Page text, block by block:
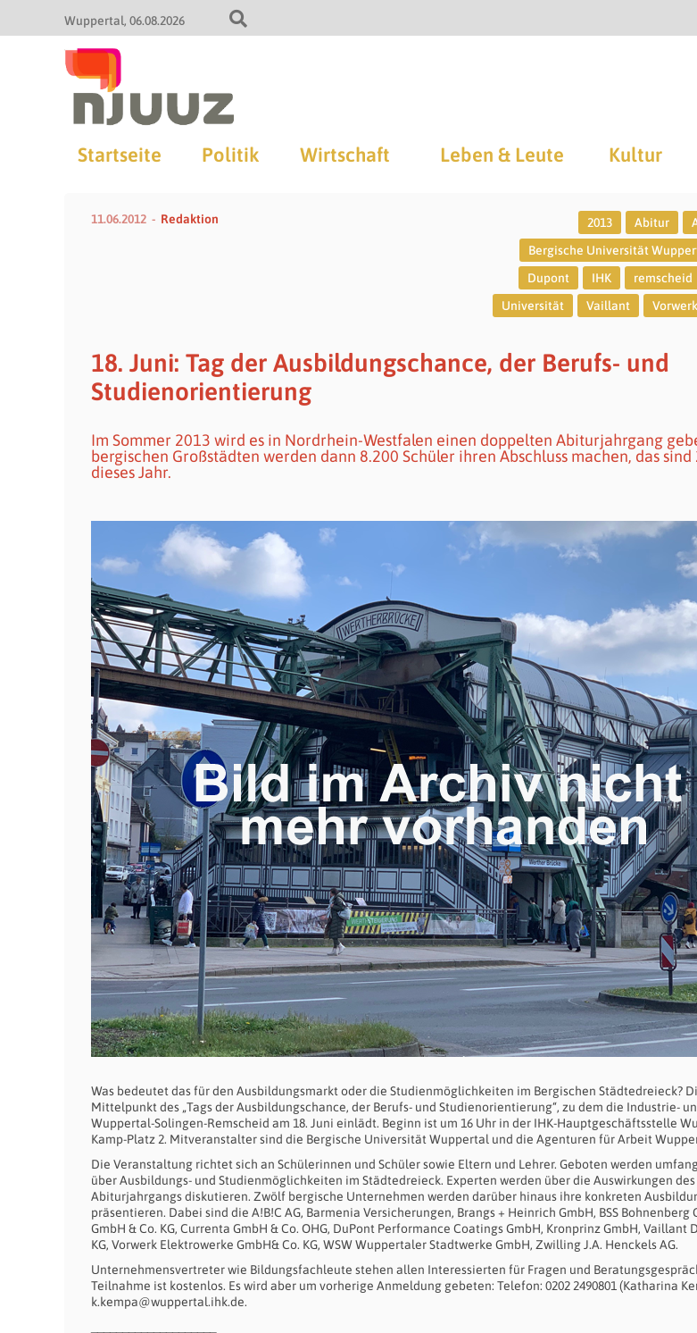
Wuppertal 06.08.2026
Startseite Politik Wirtschaft Leben & Leute Kultur
11.06.2012 Redaktion 2013 Abitur
Bergische Universität
Dupont
IHK remscheid
Universität
Vaillant Vorwerk
18. Juni: Tag der Ausbildungschance, der Berufs- und
Studienorientierung
Im Sommer 2013 wird es in Nordrhein-Westfalen einen doppelten Abiturjahrgang
bergischen Großstädten werden dann 8.200 Schüler ihren Abschluss machen, das
dieses Jahr.
Was bedeutet das für den Ausbildungsmarkt oder die Studienmöglichkeiten im Bergischen Städtedreieck?
Mittelpunkt des „Tags der Ausbildungschance, der Berufs- und Studienorientierung“, zu dem die Industrie-
Wuppertal-Solingen-Remscheid am 18. Juni einlädt. Beginn ist um 16 Uhr in der IHK-Hauptgeschäftsstelle
Kamp-Platz 2. Mitveranstalter sind die Bergische Universität Wuppertal und die Agenturen für Arbeit
Die Veranstaltung richtet sich an Schülerinnen und Schüler sowie Eltern und Lehrer. Geboten werden
über Ausbildungs- und Studienmöglichkeiten im Städtedreieck. Experten werden über die Auswirkungen
Abiturjahrgangs diskutieren. Zwölf bergische Unternehmen werden darüber hinaus ihre konkreten
präsentieren. Dabei sind die A!B!C AG, Barmenia Versicherungen, Brangs + Heinrich GmbH, BSS Bohnenberg
GmbH & Co. KG, Currenta GmbH & Co. OHG, DuPont Performance Coatings GmbH, Kronprinz GmbH, Vaillant
KG, Vorwerk Elektrowerke GmbH& Co. KG, WSW Wuppertaler Stadtwerke GmbH, Zwilling J.A. Henckels AG.
Unternehmensvertreter wie Bildungsfachleute stehen allen Interessierten für Fragen und
Teilnahme ist kostenlos. Es wird aber um vorherige Anmeldung gebeten: Telefon: 0202 2490801 (Katharina
k.kempa@wuppertal.ihk.de.